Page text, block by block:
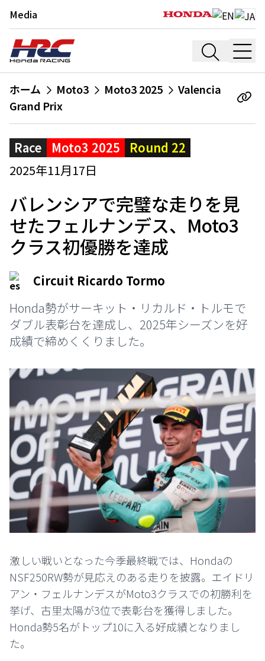
Media
ホーム Moto3 Moto3 2025
Valencia
Grand Prix
Race Moto3 2025
Round 22
2025年11月17日
バレンシアで完璧な走りを見
せたフェルナンデス、Moto3
クラス初優勝を達成
Circuit Ricardo Tormo
Honda勢がサーキット・リカルド・トルモで
ダブル表彰台を達成し、2025年シーズンを好
成績で締めくくりました。
激しい戦いとなった今季最終戦では、Hondaの
NSF250RW勢が見応えのある走りを披露。エイドリ
アン・フェルナンデスがMoto3クラスでの初勝利を
挙げ、古里太陽が3位で表彰台を獲得しました。
Honda勢5名がトップ10に入る好成績となりまし
た。